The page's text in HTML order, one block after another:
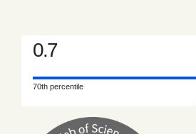
0.7
70th percentile